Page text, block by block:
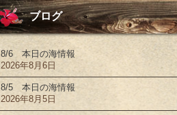
ブログ
8/6 本日の海情報
2026年8月6日
8/5 本日の海情報
2026年8月5日